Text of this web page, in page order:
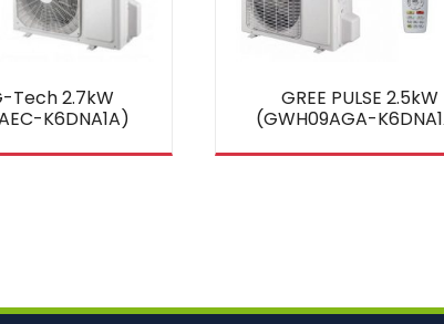
Tech 2.7kW
K6DNA1A)
GREE PULSE 2.5kW
(GWH09AGA-